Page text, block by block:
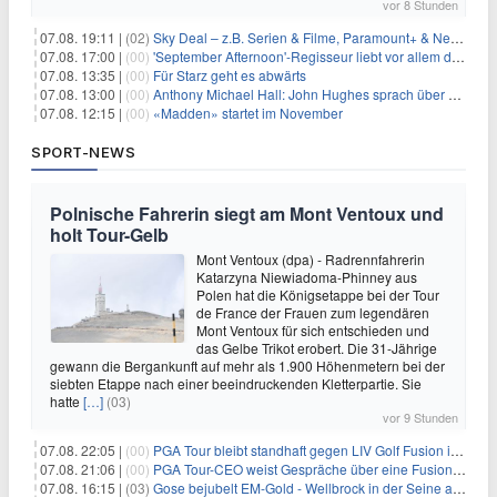
vor 8 Stunden
07.08. 19:11 | (02) Sky Deal – z.B. Serien & Filme, Paramount+ & Netflix für 19,99€/Monat
07.08. 17:00 | (00) 'September Afternoon'-Regisseur liebt vor allem die 'Banalität' in seinen Filmen
07.08. 13:35 | (00) Für Starz geht es abwärts
07.08. 13:00 | (00) Anthony Michael Hall: John Hughes sprach über eine Fortsetzung von 'The Breakfast Club'
07.08. 12:15 | (00) «Madden» startet im November
SPORT-NEWS
Polnische Fahrerin siegt am Mont Ventoux und
holt Tour-Gelb
Mont Ventoux (dpa) - Radrennfahrerin
Katarzyna Niewiadoma-Phinney aus
Polen hat die Königsetappe bei der Tour
de France der Frauen zum legendären
Mont Ventoux für sich entschieden und
das Gelbe Trikot erobert. Die 31-Jährige
gewann die Bergankunft auf mehr als 1.900 Höhenmetern bei der
siebten Etappe nach einer beeindruckenden Kletterpartie. Sie
hatte […] (03)
vor 9 Stunden
07.08. 22:05 | (00) PGA Tour bleibt standhaft gegen LIV Golf Fusion in einem sich wandelnden Sportumfeld
07.08. 21:06 | (00) PGA Tour-CEO weist Gespräche über eine Fusion mit LIV Golf zurück und bekräftigt die Wettbewerbslandschaft
07.08. 16:15 | (03) Gose bejubelt EM-Gold - Wellbrock in der Seine ausgebremst